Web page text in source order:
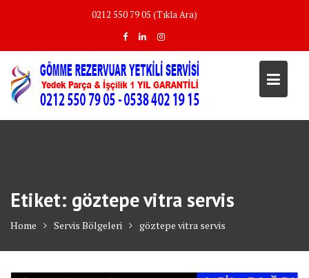
0212 550 79 05 (Tıkla Ara)
Etiket: göztepe vitra servis
Home Servis Bölgeleri göztepe vitra servis